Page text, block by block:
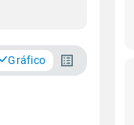
Gráfico